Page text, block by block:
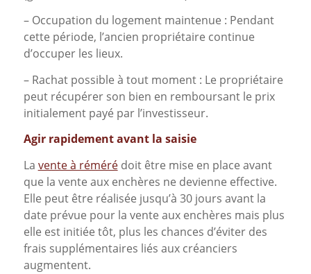
– Occupation du logement maintenue : Pendant
cette période, l’ancien propriétaire continue
d’occuper les lieux.
– Rachat possible à tout moment : Le propriétaire
peut récupérer son bien en remboursant le prix
initialement payé par l’investisseur.
Agir rapidement avant la saisie
La vente à rémérédoit être mise en place avant
que la vente aux enchères ne devienne effective.
Elle peut être réalisée jusqu’à 30 jours avant la
date prévue pour la vente aux enchères mais plus
elle est initiée tôt, plus les chances d’éviter des
frais supplémentaires liés aux créanciers
augmentent.